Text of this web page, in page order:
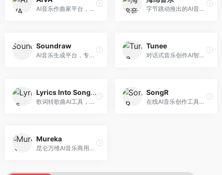
AI音乐作曲家平台，专注于古典和影视配乐创作。面向影视制作人和游戏开发者，提供原创音乐生成、配乐定制等服务，音乐风格专业，适合影视游戏配乐。 字节跳动推出的AI音乐创作平台，支持多风格音乐生成。面向内容创作者和音乐爱好者，提供歌词创作、旋律生成、编曲制作等服务，创作效率高，适合短视频配乐。
Soundraw
AI音乐生成平台，专注于免版税音乐创作。面向视频创作者和内容制作者，提供背景音乐生成、音乐定制等服务，音乐版权清晰，适合视频配乐场景。
Tunee
对话式音乐创作AI智能体，支持自然语言交互创作。面向音乐爱好者，通过对话方式完成音乐创作，交互体验友好，创作过程直观。
Lyrics Into Song AI
歌词转歌曲AI工具，支持将歌词转化为完整歌曲。面向歌词创作者和音乐爱好者，提供歌词谱曲、编曲制作等服务，歌词音乐化效率高。
SongR
在线AI音乐创作工具，支持歌词与旋律一体化生成。面向内容创作者和音乐爱好者，提供歌词创作、旋律生成、音乐制作等服务，操作简便，创作速度快。
Mureka
昆仑万维AI音乐商用创作平台，专注于商业音乐授权。面向企业和商业用户，提供版权音乐生成、商用授权等服务，音乐版权清晰，商业应用安全。